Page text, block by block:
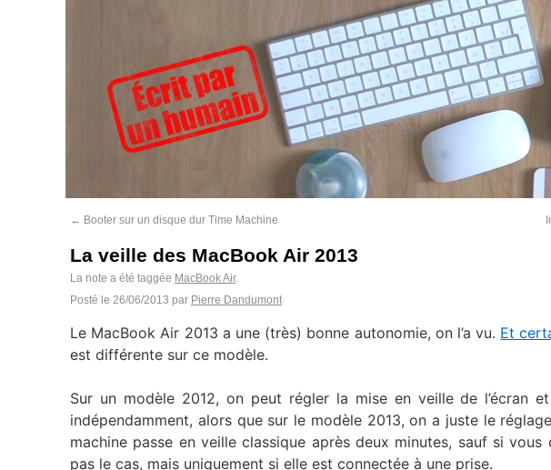
← Booter sur un disque dur Time Machine
La veille des MacBook Air 2013
La note a été taggée MacBook Air.
Posté le 26/06/2013 par Pierre Dandumont
Le MacBook Air 2013 a une (très) bonne autonomie, on l’a vu. Et
est différente sur ce modèle.
Sur un modèle 2012, on peut régler la mise en veille de l’écran
indépendamment, alors que sur le modèle 2013, on a juste le
machine passe en veille classique après deux minutes, sauf si
pas le cas, mais uniquement si elle est connectée à une prise.